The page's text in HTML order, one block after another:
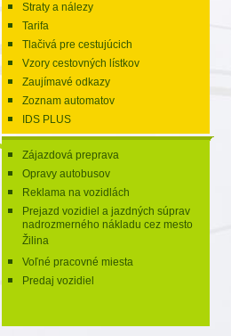
Straty a nálezy
Tarifa
Tlačivá pre cestujúcich
Vzory cestovných lístkov
Zaujímavé odkazy
Zoznam automatov
IDS PLUS
Zájazdová preprava
Opravy autobusov
Reklama na vozidlách
Prejazd vozidiel a jazdných súprav
nadrozmerného nákladu cez mesto
Žilina
Voľné pracovné miesta
Predaj vozidiel